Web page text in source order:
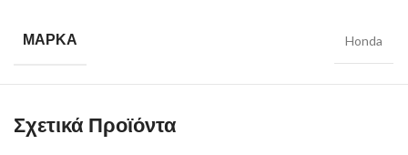
ΜΆΡΚΑ Honda
Σχετικά Προϊόντα